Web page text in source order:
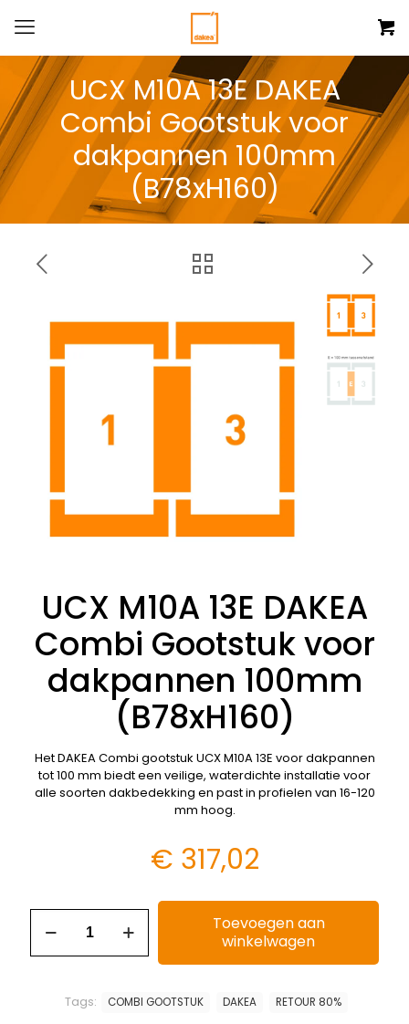
UCX M10A 13E DAKEA
Combi Gootstuk voor
dakpannen 100mm
(B78xH160)
UCX M10A 13E DAKEA
Combi Gootstuk voor
dakpannen 100mm
(B78xH160)
Het DAKEA Combi gootstuk UCX M10A 13E voor dakpannen
tot 100 mm biedt een veilige, waterdichte installatie voor
alle soorten dakbedekking en past in profielen van 16-120
mm hoog.
€ 317,02
Toevoegen aan
winkelwagen
Tags: COMBI GOOTSTUK DAKEA RETOUR 80%